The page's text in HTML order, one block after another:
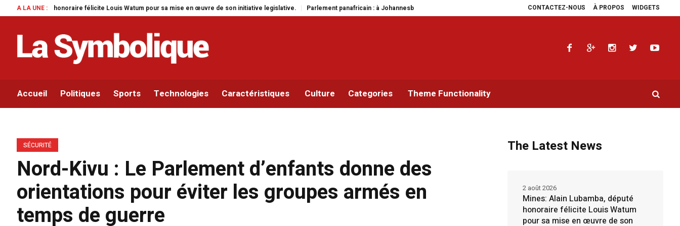
CONTACTEZ-NOUS À PROPOS WIDGETS
A LA UNE :
félicite Louis Watum pour sa mise en œuvre de son initiative legislative. Parlement panafricain : à Johannesburg, Aimé Boji Sangara multiplie les plaidoyers en faveur de la RDC. Parlement panafricain : à Johannesburg,
Accueil Politiques Sports Technologies Caractéristiques Culture Categories Theme Functionality
SÉCURITÉ
Nord-Kivu : Le Parlement d’enfants donne des
orientations pour éviter les groupes armés en
temps de guerre
The Latest News
Mines: Alain Lubamba, député
honoraire félicite Louis Watum
pour sa mise en œuvre de son
2 août 2026